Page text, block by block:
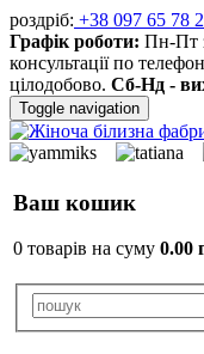
роздріб: +38 097 65 78
Графік роботи: Пн-Пт
консультації по
цілодобово. Сб-Нд -
Toggle navigation
Ваш кошик
0 товарів на суму 0.00